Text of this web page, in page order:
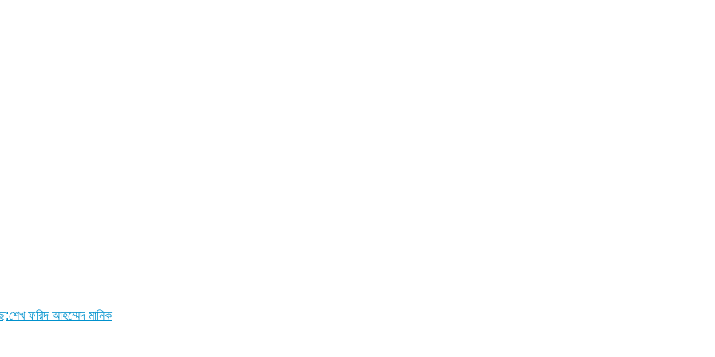
ফরিদ আহম্মেদ মানিক